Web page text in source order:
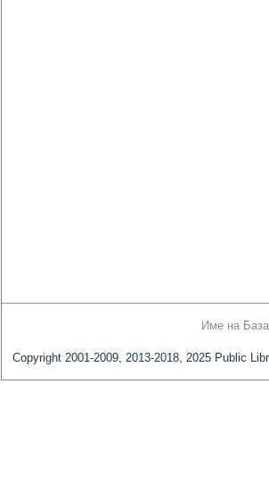
Име на
Copyright 2001-2009, 2013-2018, 2025 Public